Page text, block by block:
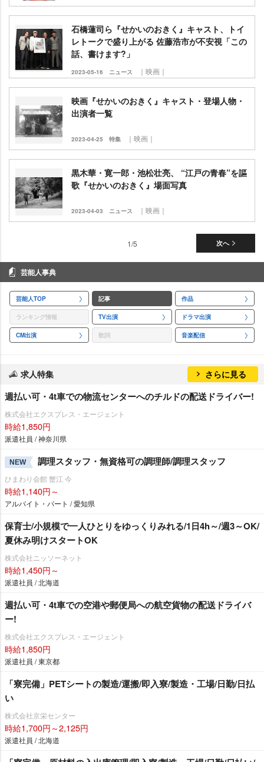
石橋蓮司ら『せかいのおきく』キャスト、トイ
レトークで盛り上がる 佐藤浩市が不安視「この
話、書けます?」
2023-05-16 ニュース ｜映画｜
映画『せかいのおきく』キャスト・登場人物・
出演者一覧
2023-04-25 特集 ｜映画｜
黒木華・寛一郎・池松壮亮、 “江戸の青春”を謳
歌『せかいのおきく』場面写真
2023-04-03 ニュース ｜映画｜
次へ
1/5
芸能人事典
芸能人TOP 記事 作品
ランキング情報 TV出演 ドラマ出演
CM出演 歌詞 音楽配信
求人特集 さらに見る
週払い可・4t車での物流センターへのチルドの配送ドライバー!
株式会社エクスプレス・エージェント
時給1,850円
派遣社員 / 神奈川県
NEW 調理スタッフ・無資格可の調理師/調理スタッフ
ひまわり会館 蟹江 今
時給1,140円～
アルバイト・パート / 愛知県
保育士/小規模で一人ひとりをゆっくりみれる/1日4h～/週3～OK/
夏休み明けスタートOK
株式会社ニッソーネット
時給1,450円～
派遣社員 / 北海道
週払い可・4t車での空港や郵便局への航空貨物の配送ドライバ
ー!
株式会社エクスプレス・エージェント
時給1,850円
派遣社員 / 東京都
「寮完備」PETシートの製造/運搬/即入寮/製造・工場/日勤/日払
い
株式会社京栄センター
時給1,700円～2,125円
派遣社員 / 北海道